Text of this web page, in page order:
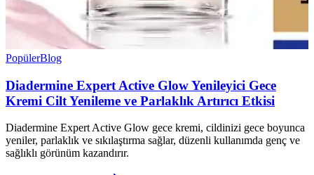
PopülerBlog
Diadermine Expert Active Glow Yenileyici Gece
Kremi Cilt Yenileme ve Parlaklık Artırıcı Etkisi
Diadermine Expert Active Glow gece kremi, cildinizi gece boyunca
yeniler, parlaklık ve sıkılaştırma sağlar, düzenli kullanımda genç ve
sağlıklı görünüm kazandırır.